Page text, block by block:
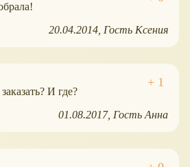
20.04.2014 Гость Ксения
И где?
01.08.2017 Гость Анна